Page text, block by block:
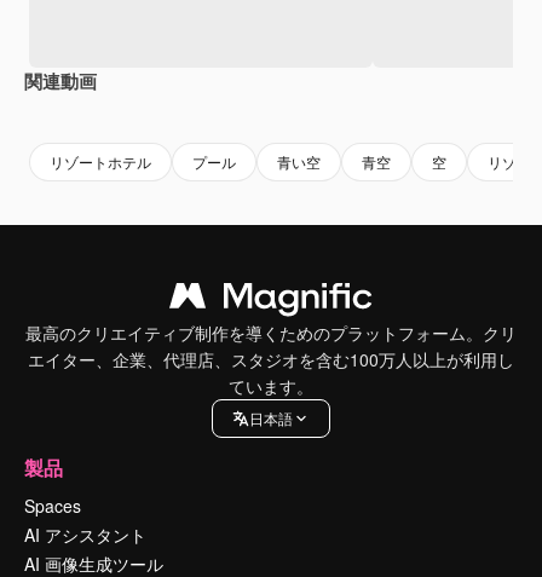
関連動画
リゾートホテル プール 青い空 青空 空 リゾー
最高のクリエイティブ制作を導くためのプラットフォーム。クリ
エイター、企業、代理店、スタジオを含む100万人以上が利用し
ています。
日本語
製品
Spaces
AI アシスタント
AI 画像生成ツール